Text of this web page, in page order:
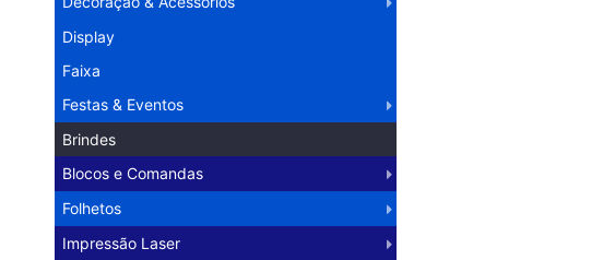
Display
Faixa
Festas & Eventos
Brindes
Blocos e Comandas
Folhetos
Impressão Laser